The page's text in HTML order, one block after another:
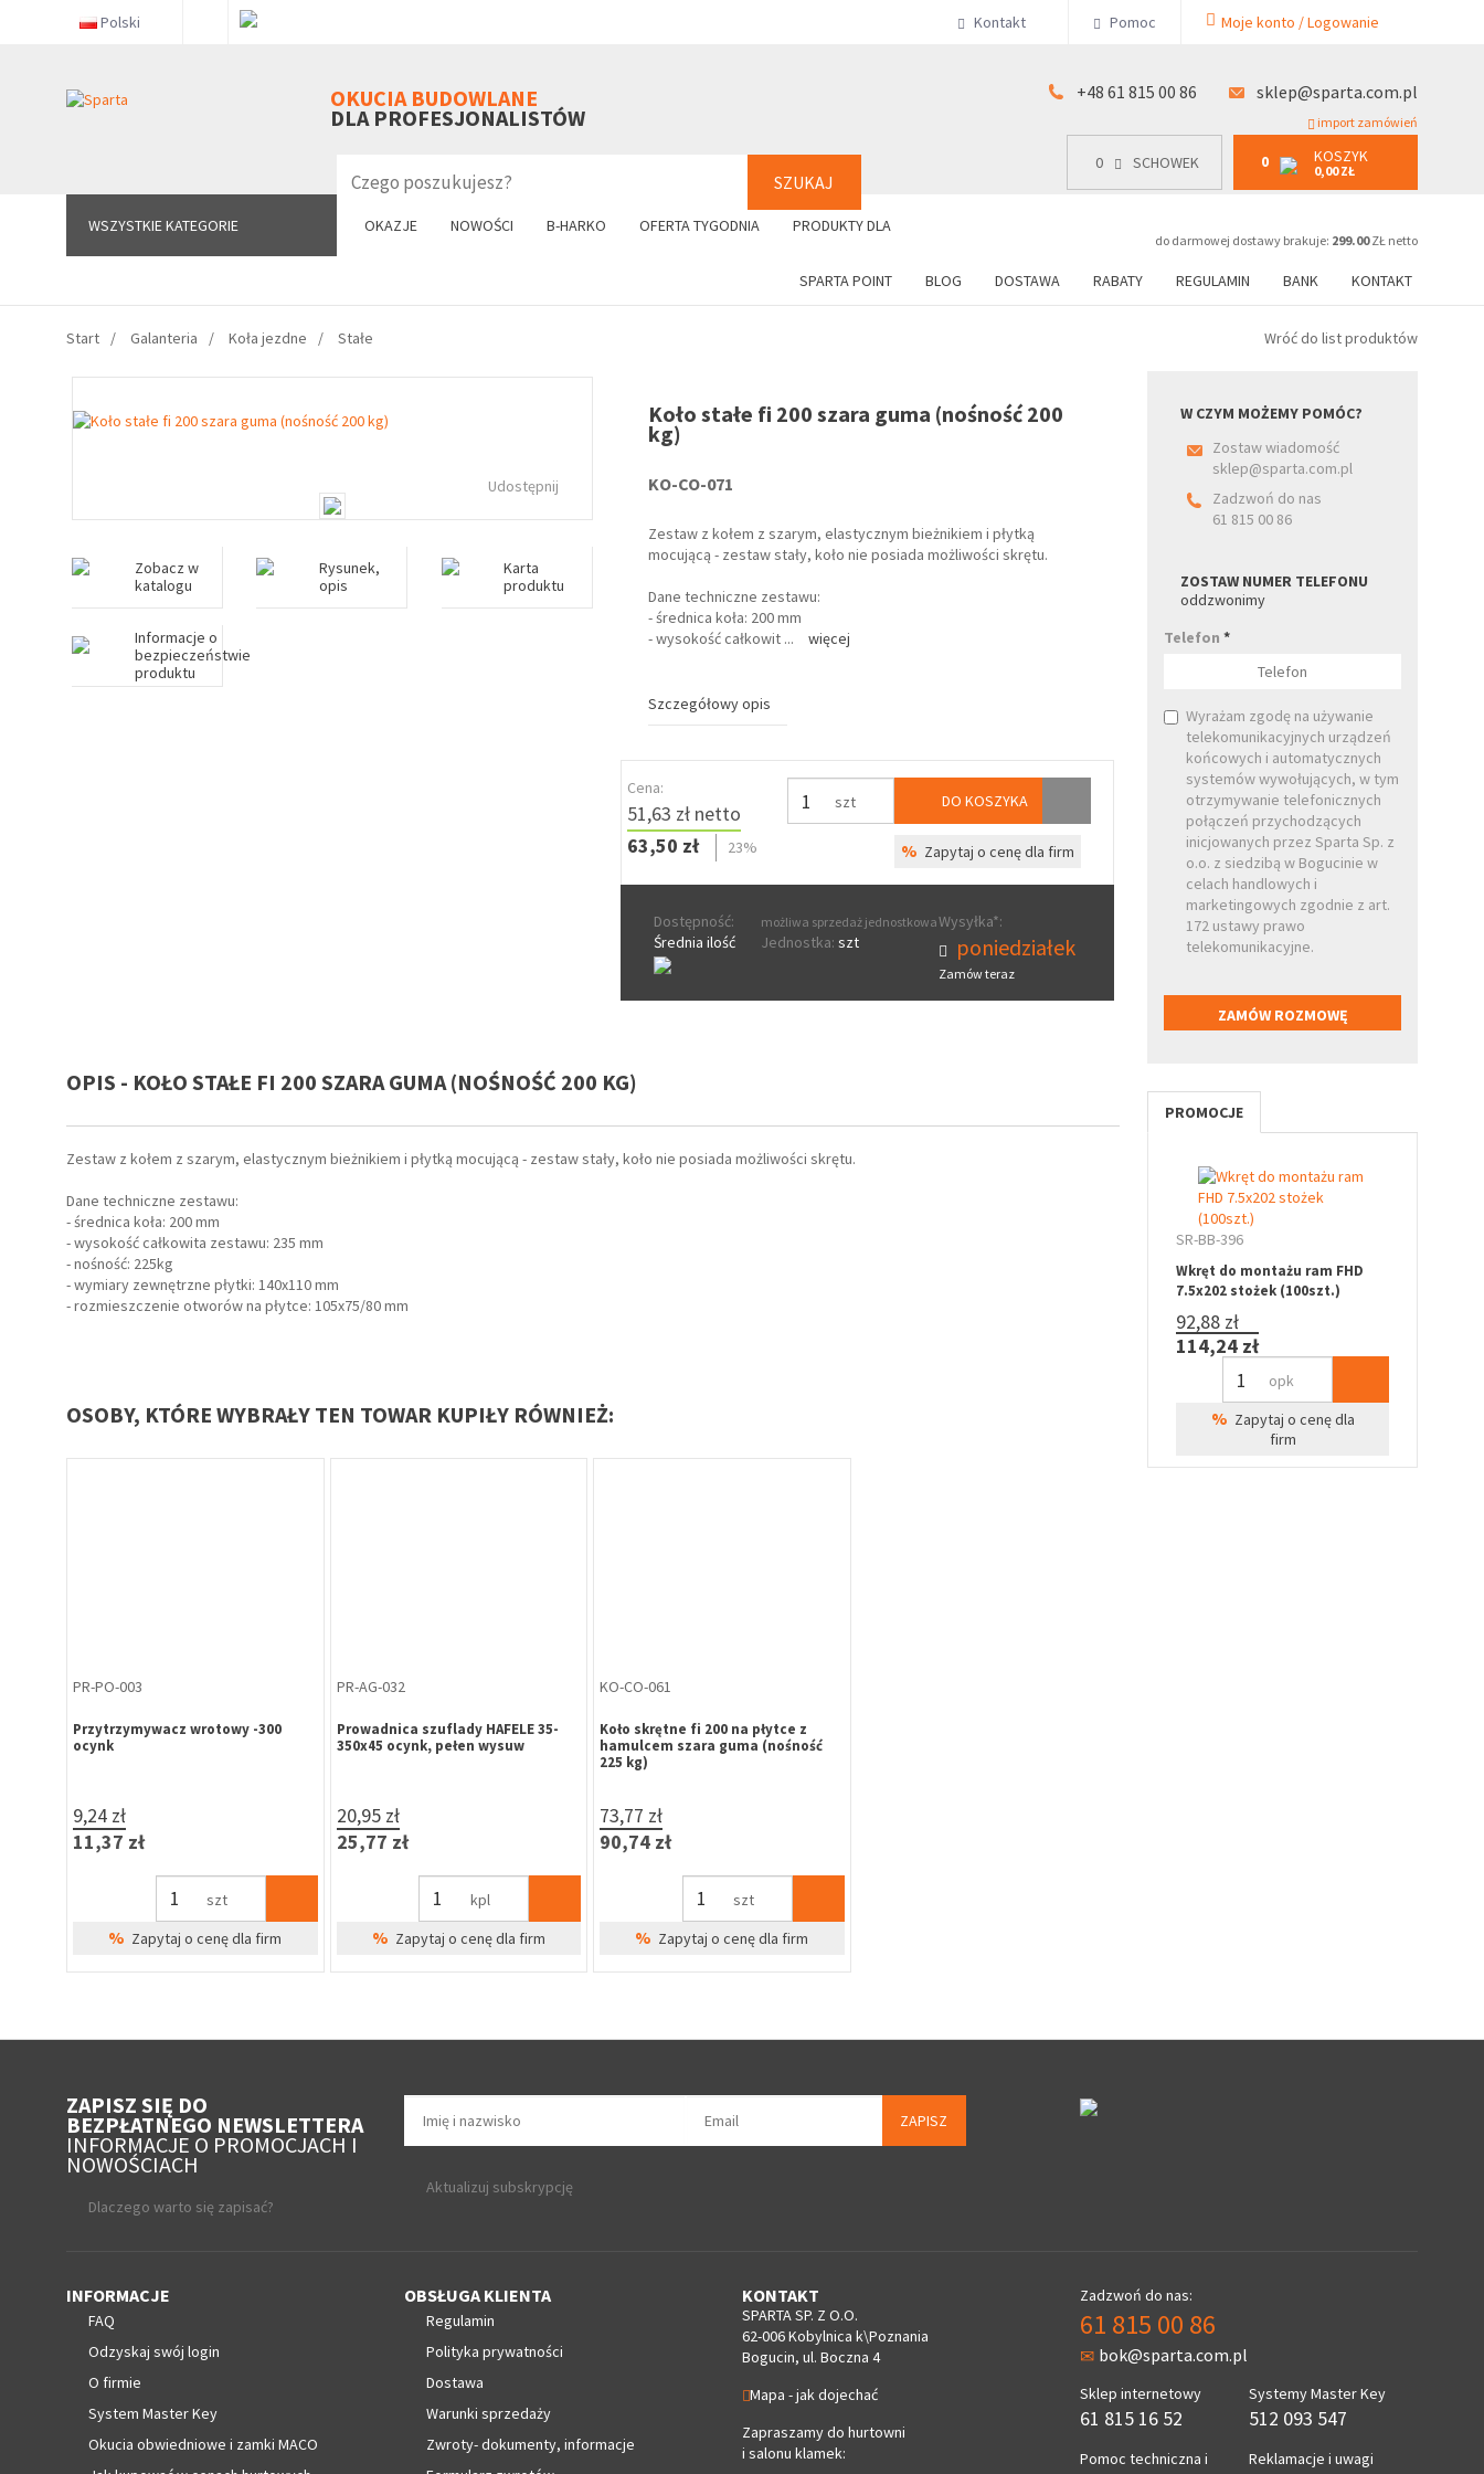
Polski Kontakt Pomoc Moje konto / Logowanie
OKUCIA BUDOWLANE
DLA PROFESJONALISTÓW
SZUKAJ
+48 61 815 00 86 sklep@sparta.com.pl
import zamówień
0 SCHOWEK 0 KOSZYK
0,00 ZŁ
do darmowej dostawy brakuje: 299.00ZŁ netto
WSZYSTKIE KATEGORIE OKAZJE NOWOŚCI B-HARKO OFERTA TYGODNIA PRODUKTY DLA
SPARTA POINT BLOG DOSTAWA RABATY REGULAMIN BANK KONTAKT
WSZYSTKIE KATEGORIE 0 SCHOWEK 0 KOSZYK
0,00 ZŁ
+48 61 815 00 86
Start Galanteria Koła jezdne Stałe Wróć do list produktów
Udostępnij
Zobacz w
katalogu
Rysunek,
opis
Karta
produktu
Informacje o
bezpieczeństwie
produktu
Koło stałe fi 200 szara guma (nośność 200
kg)
KO-CO-071
Zestaw z kołem z szarym, elastycznym bieżnikiem i płytką
mocującą - zestaw stały, koło nie posiada możliwości skrętu.
Dane techniczne zestawu:
- średnica koła: 200 mm
- wysokość całkowit ... więcej
Szczegółowy opis
Cena:
51,63 zł netto
63,50 zł
23%
szt DO KOSZYKA
% Zapytaj o cenę dla firm
Dostępność:
Średnia ilość
możliwa sprzedaż jednostkowa
Jednostka: szt
Wysyłka*:
poniedziałek
Zamów teraz
OPIS - KOŁO STAŁE FI 200 SZARA GUMA (NOŚNOŚĆ 200 KG)
Zestaw z kołem z szarym, elastycznym bieżnikiem i płytką mocującą - zestaw stały, koło nie posiada możliwości skrętu.
Dane techniczne zestawu:
- średnica koła: 200 mm
- wysokość całkowita zestawu: 235 mm
- nośność: 225kg
- wymiary zewnętrzne płytki: 140x110 mm
- rozmieszczenie otworów na płytce: 105x75/80 mm
OSOBY, KTÓRE WYBRAŁY TEN TOWAR KUPIŁY RÓWNIEŻ:
PR-PO-003
Przytrzymywacz wrotowy -300
ocynk
9,24 zł
11,37 zł
szt
% Zapytaj o cenę dla firm
PR-AG-032
Prowadnica szuflady HAFELE 35-
350x45 ocynk, pełen wysuw
20,95 zł
25,77 zł
kpl
% Zapytaj o cenę dla firm
KO-CO-061
Koło skrętne fi 200 na płytce z
hamulcem szara guma (nośność
225 kg)
73,77 zł
90,74 zł
szt
% Zapytaj o cenę dla firm
W CZYM MOŻEMY POMÓC?
Zostaw wiadomość
sklep@sparta.com.pl
Zadzwoń do nas
61 815 00 86
ZOSTAW NUMER TELEFONU
oddzwonimy
Telefon*
Wyrażam zgodę na używanie
telekomunikacyjnych urządzeń
końcowych i automatycznych
systemów wywołujących, w tym
otrzymywanie telefonicznych
połączeń przychodzących
inicjowanych przez Sparta Sp. z
o.o. z siedzibą w Bogucinie w
celach handlowych i
marketingowych zgodnie z art.
172 ustawy prawo
telekomunikacyjne.
PROMOCJE
SR-BB-396
Wkręt do montażu ram FHD
7.5x202 stożek (100szt.)
92,88 zł
114,24 zł
opk
% Zapytaj o cenę dla
firm
ZAPISZ SIĘ DO
BEZPŁATNEGO NEWSLETTERA
INFORMACJE O PROMOCJACH I
NOWOŚCIACH
Dlaczego warto się zapisać?
ZAPISZ
Aktualizuj subskrypcję
INFORMACJE
FAQ
Odzyskaj swój login
O firmie
System Master Key
Okucia obwiedniowe i zamki MACO
OBSŁUGA KLIENTA
Regulamin
Polityka prywatności
Dostawa
Warunki sprzedaży
Zwroty- dokumenty, informacje
KONTAKT
SPARTA SP. Z O.O.
62-006 Kobylnica k\Poznania
Bogucin, ul. Boczna 4
Mapa - jak dojechać
Zapraszamy do hurtowni
i salonu klamek:
Zadzwoń do nas:
61 815 00 86
bok@sparta.com.pl
Sklep internetowy
61 815 16 52
Pomoc techniczna i
Systemy Master Key
512 093 547
Reklamacje i uwagi